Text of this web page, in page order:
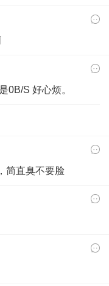
0B/S 好心烦。
简直臭不要脸